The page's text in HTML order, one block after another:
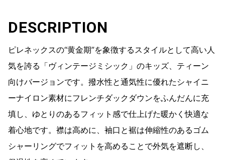
DESCRIPTION
ピレネックスの“黄金期”を象徴するスタイルとして高い人
気を誇る「ヴィンテージミシック」のキッズ、ティーン
向けバージョンです。撥水性と通気性に優れたシャイニ
ーナイロン素材にフレンチダックダウンをふんだんに充
填し、ゆとりのあるフィット感で仕上げた暖かく快適な
着心地です。襟は高めに、袖口と裾は伸縮性のあるゴム
シャーリングでフィットを高めることで外気を遮断し、